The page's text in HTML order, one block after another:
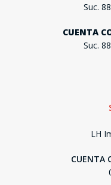
Suc.
CUENTA
Suc.
LH
CUENTA